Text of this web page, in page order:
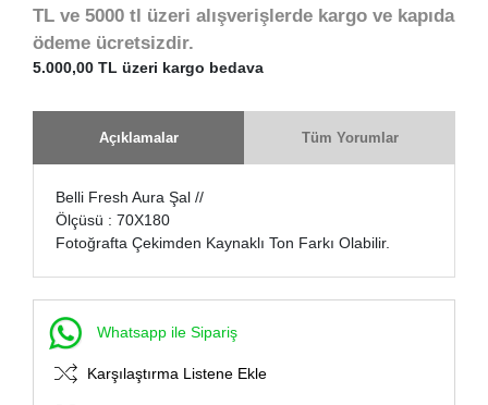
TL ve 5000 tl üzeri alışverişlerde kargo ve kapıda
ödeme ücretsizdir.
5.000,00 TL üzeri kargo bedava
Açıklamalar Tüm Yorumlar
Belli Fresh Aura Şal //
Ölçüsü : 70X180
Fotoğrafta Çekimden Kaynaklı Ton Farkı Olabilir.
Whatsapp ile Sipariş
Karşılaştırma Listene Ekle